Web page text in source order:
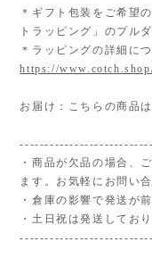
＊ギフト包装をご希望
トラッピング」のプル
＊ラッピングの詳細に
https://
お届け：こちらの商品
・商品が欠品の場合、
ます。お気軽にお問い
・倉庫の影響で発送が
・土日祝は発送してお